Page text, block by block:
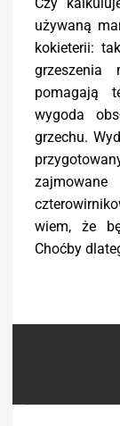
używaną
kokieterii:
pomagają
wygoda
grzechu.
wiem, że
Choćby